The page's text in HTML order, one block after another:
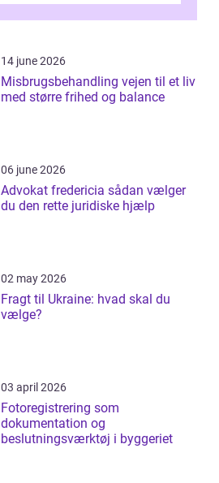
14 june 2026
Misbrugsbehandling vejen til et liv
med større frihed og balance
06 june 2026
Advokat fredericia sådan vælger
du den rette juridiske hjælp
02 may 2026
Fragt til Ukraine: hvad skal du
vælge?
03 april 2026
Fotoregistrering som
dokumentation og
beslutningsværktøj i byggeriet